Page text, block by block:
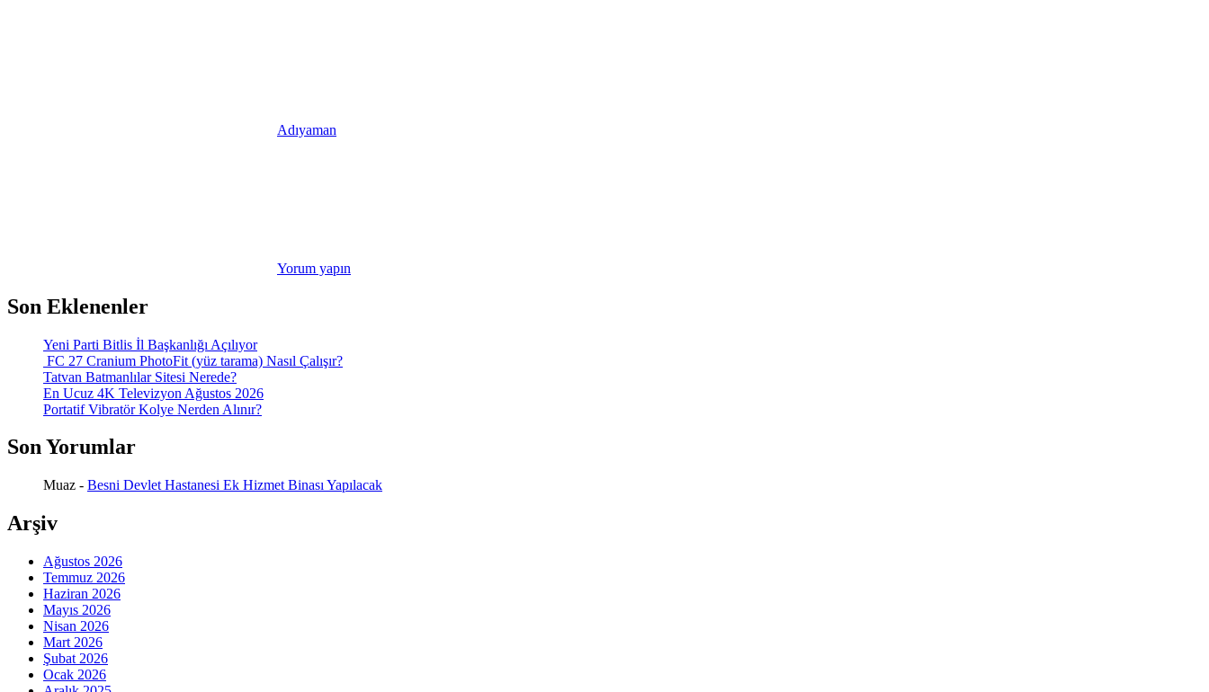
Adıyaman
Yorum yapın
Son Eklenenler
Yeni Parti Bitlis İl Başkanlığı Açılıyor
FC 27 Cranium PhotoFit (yüz tarama) Nasıl Çalışır?
Tatvan Batmanlılar Sitesi Nerede?
En Ucuz 4K Televizyon Ağustos 2026
Portatif Vibratör Kolye Nerden Alınır?
Son Yorumlar
Muaz - Besni Devlet Hastanesi Ek Hizmet Binası Yapılacak
Arşiv
Ağustos 2026
Temmuz 2026
Haziran 2026
Mayıs 2026
Nisan 2026
Mart 2026
Şubat 2026
Ocak 2026